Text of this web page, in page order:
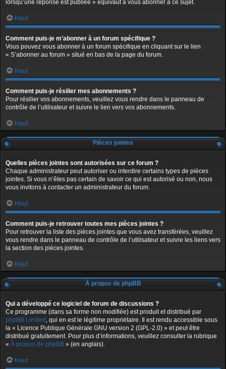
lorsqu’une réponse est publiée » équivaut à vous abonner à ce sujet.
Haut
Comment puis-je m’abonner à un forum spécifique ?
Vous pouvez vous abonner à un forum spécifique en cliquant sur le lien
« S’abonner au forum » situé en bas de la page du forum.
Haut
Comment puis-je résilier mes abonnements ?
Pour résilier vos abonnements, veuillez vous rendre dans le panneau de
contrôle de l’utilisateur et suivre le lien vers vos abonnements.
Haut
Pièces jointes
Quelles pièces jointes sont autorisées sur ce forum ?
Chaque administrateur peut autoriser ou interdire certains types de pièces
jointes. Si vous n’êtes pas certain de savoir ce qui est autorisé ou non, nous
vous invitons à contacter un administrateur du forum.
Haut
Comment puis-je retrouver toutes mes pièces jointes ?
Pour retrouver la liste des pièces jointes que vous avez transférées, veuillez
vous rendre dans le panneau de contrôle de l’utilisateur et suivre les liens vers
la section des pièces jointes.
Haut
À propos de phpBB
Qui a développé ce logiciel de forum de discussions ?
Ce programme (dans sa forme non modifiée) est produit et distribué par
phpBB Limited , qui en est le légitime propriétaire. Il est rendu accessible sous
la « Licence Publique Générale GNU version 2 (GPL-2.0) » et peut être
distribué gratuitement. Pour plus d’informations, veuillez consulter la rubrique
« À propos de phpBB » (en anglais).
Haut